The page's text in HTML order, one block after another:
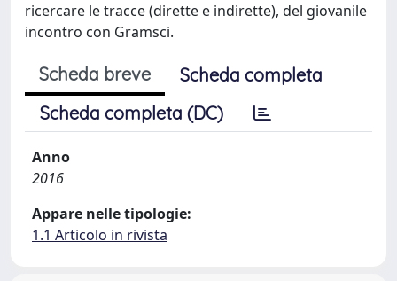
ricercare le tracce (dirette e indirette), del giovanile
incontro con Gramsci.
Scheda breve
Scheda completa
Scheda completa (DC)
Anno
2016
Appare nelle tipologie:
1.1 Articolo in rivista